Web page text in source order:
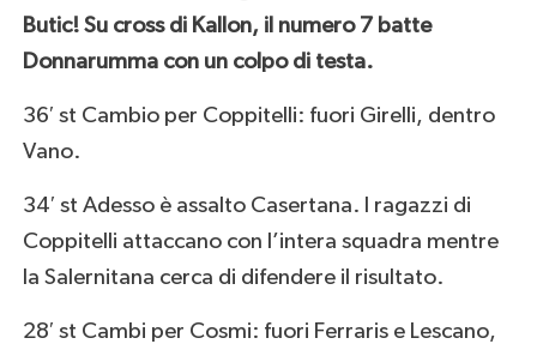
Butic! Su cross di Kallon, il numero 7 batte
Donnarumma con un colpo di testa.
36′ st Cambio per Coppitelli: fuori Girelli, dentro
Vano.
34′ st Adesso è assalto Casertana. I ragazzi di
Coppitelli attaccano con l’intera squadra mentre
la Salernitana cerca di difendere il risultato.
28′ st Cambi per Cosmi: fuori Ferraris e Lescano,